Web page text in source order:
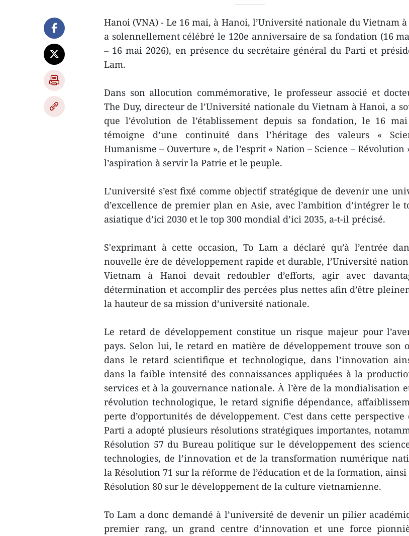
Hanoi (VNA) - Le 16 mai, à Hanoi, l’Université nationale du Vietnam
a solennellement célébré le 120e anniversaire de sa fondation (16
– 16 mai 2026), en présence du secrétaire général du Parti et
Lam.
Dans son allocution commémorative, le professeur associé et
The Duy, directeur de l’Université nationale du Vietnam à Hanoi, a
que l’évolution de l’établissement depuis sa fondation, le 16 mai
témoigne d’une continuité dans l’héritage des valeurs «
Humanisme – Ouverture », de l’esprit « Nation – Science – Révolution
l’aspiration à servir la Patrie et le peuple.
L’université s’est fixé comme objectif stratégique de devenir une
d’excellence de premier plan en Asie, avec l’ambition d’intégrer le
asiatique d’ici 2030 et le top 300 mondial d’ici 2035, a-t-il précisé.
S'exprimant à cette occasion, To Lam a déclaré qu’à l’entrée
nouvelle ère de développement rapide et durable, l’Université
Vietnam à Hanoi devait redoubler d’efforts, agir avec
détermination et accomplir des percées plus nettes afin d’être
la hauteur de sa mission d’université nationale.
Le retard de développement constitue un risque majeur pour
pays. Selon lui, le retard en matière de développement trouve son
dans le retard scientifique et technologique, dans l’innovation
dans la faible intensité des connaissances appliquées à la
services et à la gouvernance nationale. À l’ère de la mondialisation
révolution technologique, le retard signifie dépendance,
perte d’opportunités de développement. C’est dans cette perspective
Parti a adopté plusieurs résolutions stratégiques importantes,
Résolution 57 du Bureau politique sur le développement des
technologies, de l’innovation et de la transformation numérique
la Résolution 71 sur la réforme de l’éducation et de la formation,
Résolution 80 sur le développement de la culture vietnamienne.
To Lam a donc demandé à l’université de devenir un pilier
premier rang, un grand centre d’innovation et une force